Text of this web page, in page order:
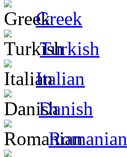
Greek
Turkish
Italian
Danish
Romanian